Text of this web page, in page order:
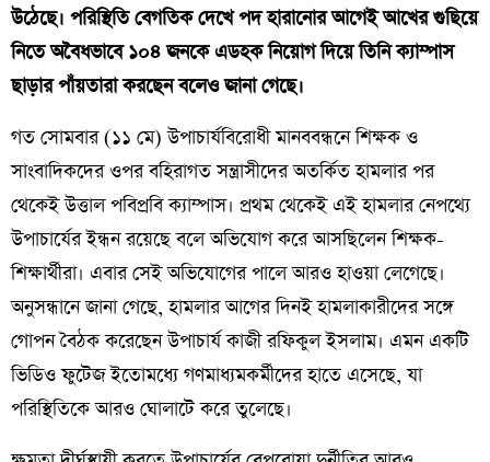
উঠেছে। পরিস্থিতি বেগতিক দেখে পদ হারানোর আগেই আখের গুছিয়ে
নিতে অবৈধভাবে ১০৪ জনকে এডহক নিয়োগ দিয়ে তিনি ক্যাম্পাস
ছাড়ার পাঁয়তারা করছেন বলেও জানা গেছে।
​গত সোমবার (১১ মে) উপাচার্যবিরোধী মানববন্ধনে শিক্ষক ও
সাংবাদিকদের ওপর বহিরাগত সন্ত্রাসীদের অতর্কিত হামলার পর
থেকেই উত্তাল পবিপ্রবি ক্যাম্পাস। প্রথম থেকেই এই হামলার নেপথ্যে
উপাচার্যের ইন্ধন রয়েছে বলে অভিযোগ করে আসছিলেন শিক্ষক-
শিক্ষার্থীরা। এবার সেই অভিযোগের পালে আরও হাওয়া লেগেছে।
অনুসন্ধানে জানা গেছে, হামলার আগের দিনই হামলাকারীদের সঙ্গে
গোপন বৈঠক করেছেন উপাচার্য কাজী রফিকুল ইসলাম। এমন একটি
ভিডিও ফুটেজ ইতোমধ্যে গণমাধ্যমকর্মীদের হাতে এসেছে, যা
পরিস্থিতিকে আরও ঘোলাটে করে তুলেছে।